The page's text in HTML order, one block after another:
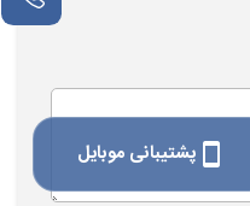
smartphone پشتیبانی موبایل